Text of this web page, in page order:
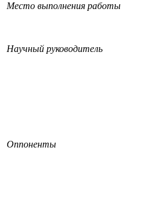
Место выполнения работы
Научный руководитель
Оппоненты